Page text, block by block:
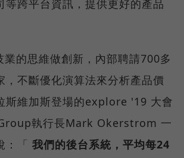
等跨平台資訊，提供更好的產品
的思維做創新，內部聘請700多
，不斷優化演算法來分析產品價
斯維加斯登場的explore '19 大會
執行長Mark Okerstrom 一
：「 我們的後台系統，平均每24